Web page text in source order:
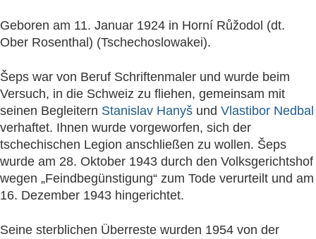
Geboren am 11. Januar 1924 in Horní Růžodol (dt.
Ober Rosenthal) (Tschechoslowakei).
Šeps war von Beruf Schriftenmaler und wurde beim
Versuch, in die Schweiz zu fliehen, gemeinsam mit
seinen Begleitern Stanislav Hanyš und Vlastibor Nedbal
verhaftet. Ihnen wurde vorgeworfen, sich der
tschechischen Legion anschließen zu wollen. Šeps
wurde am 28. Oktober 1943 durch den Volksgerichtshof
wegen „Feindbegünstigung“ zum Tode verurteilt und am
16. Dezember 1943 hingerichtet.
Seine sterblichen Überreste wurden 1954 von der